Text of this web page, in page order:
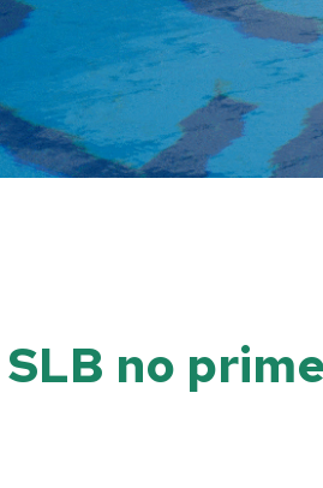
no